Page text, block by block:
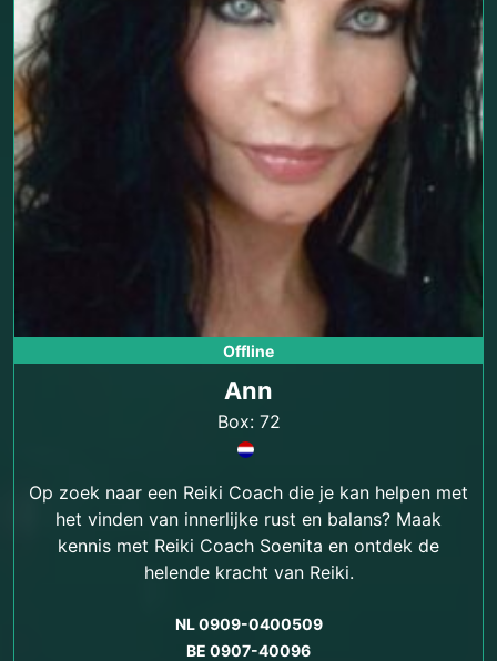
Offline
Ann
Box: 72
Op zoek naar een Reiki Coach die je kan helpen met
het vinden van innerlijke rust en balans? Maak
kennis met Reiki Coach Soenita en ontdek de
helende kracht van Reiki.
NL 0909-0400509
BE 0907-40096